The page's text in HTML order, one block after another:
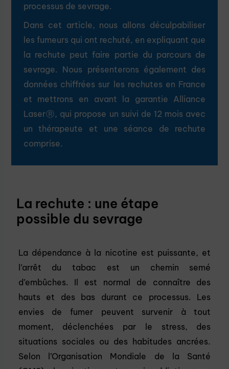
processus de sevrage.
Dans cet article, nous allons déculpabiliser
les fumeurs qui ont rechuté, en expliquant que
la rechute peut faire partie du parcours de
sevrage. Nous présenterons également des
données chiffrées sur les rechutes en France
et mettrons en avant la garantie Alliance
LaserⓇ, qui propose un suivi de 12 mois avec
un thérapeute et une séance de rechute
comprise.
La rechute : une étape
possible du sevrage
La dépendance à la nicotine est puissante, et
l’arrêt du tabac est un chemin semé
d’embûches. Il est normal de connaître des
hauts et des bas durant ce processus. Les
envies de fumer peuvent survenir à tout
moment, déclenchées par le stress, des
situations sociales ou des habitudes ancrées.
Selon l’Organisation Mondiale de la Santé